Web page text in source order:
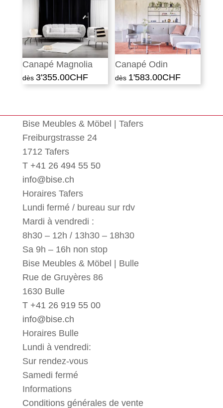
Canapé Magnolia
3'355.00CHF
Canapé Odin
1'583.00CHF
Bise Meubles & Möbel | Tafers
Freiburgstrasse 24
1712 Tafers
T +41 26 494 55 50
info@bise.ch
Horaires Tafers
Lundi fermé / bureau sur rdv
Mardi à vendredi :
8h30 – 12h / 13h30 – 18h30
Sa 9h – 16h non stop
Bise Meubles & Möbel | Bulle
Rue de Gruyères 86
1630 Bulle
T +41 26 919 55 00
info@bise.ch
Horaires Bulle
Lundi à vendredi:
Sur rendez-vous
Samedi fermé
Informations
Conditions générales de vente